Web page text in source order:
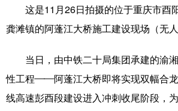
彩票 娱乐 时尚
文化产业
这是11月26日拍摄的位于重庆市酉
龚滩镇的阿蓬江大桥施工建设现场（无人
当日，由中铁二十局集团承建的渝湘
性工程——阿蓬江大桥即将实现双幅合
线高速彭酉段建设进入冲刺收尾阶段，